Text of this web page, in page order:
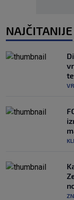
NAJČITANIJE